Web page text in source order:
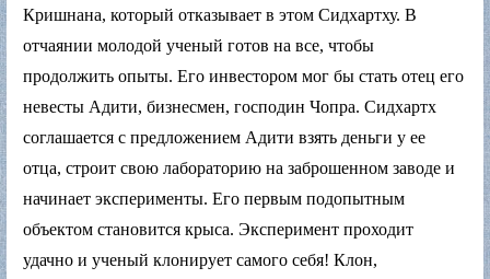
Кришнана, который отказывает в этом Сидхартху. В
отчаянии молодой ученый готов на все, чтобы
продолжить опыты. Его инвестором мог бы стать отец его
невесты Адити, бизнесмен, господин Чопра. Сидхартх
соглашается с предложением Адити взять деньги у ее
отца, строит свою лабораторию на заброшенном заводе и
начинает эксперименты. Его первым подопытным
объектом становится крыса. Эксперимент проходит
удачно и ученый клонирует самого себя! Клон,